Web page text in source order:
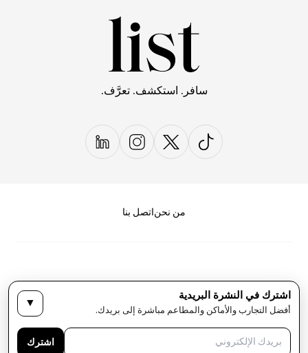
سافر. استكشف. تعرَّف.
من نحن اتصل بنا
سياسة الخصوصية
الأحكام والشروط
حقوق النشر لمجلة LIST كل الحقوق محفوظة
اشترك في النشرة البريدية
أفضل التجارب والأماكن والمطاعم مباشرة إلى بريدك.
▼
اشترك